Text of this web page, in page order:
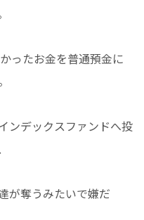
ったお金を普通預金に
ンデックスファンドへ投
が奪うみたいで嫌だ